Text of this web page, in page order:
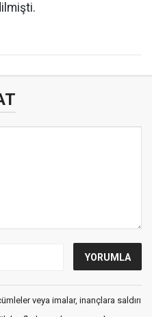
veya imalar, inançlara saldırı